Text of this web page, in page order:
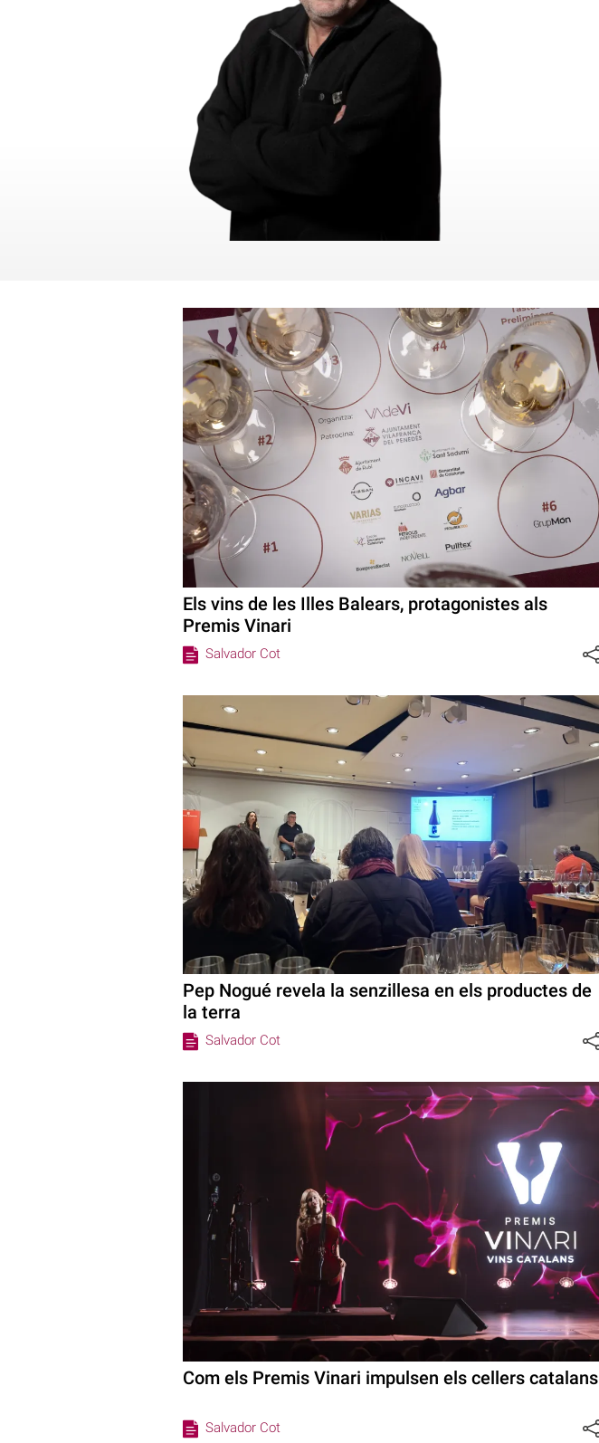
Els vins de les Illes Balears, protagonistes als
Premis Vinari
Salvador Cot
Pep Nogué revela la senzillesa en els productes de
la terra
Salvador Cot
Com els Premis Vinari impulsen els cellers catalans
Salvador Cot